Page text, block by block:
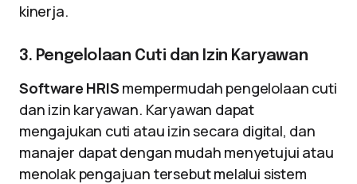
kinerja.
3. Pengelolaan Cuti dan Izin Karyawan
Software HRIS mempermudah pengelolaan cuti
dan izin karyawan. Karyawan dapat
mengajukan cuti atau izin secara digital, dan
manajer dapat dengan mudah menyetujui atau
menolak pengajuan tersebut melalui sistem